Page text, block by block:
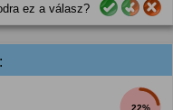
ez a válasz?
22%